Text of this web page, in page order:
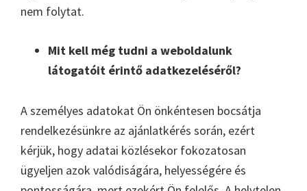
nem folytat.
Mit kell még tudni a weboldalunk
látogatóit érintő adatkezeléséről?
A személyes adatokat Ön önkéntesen bocsátja
rendelkezésünkre az ajánlatkérés során, ezért
kérjük, hogy adatai közlésekor fokozatosan
ügyeljen azok valódiságára, helyességére és